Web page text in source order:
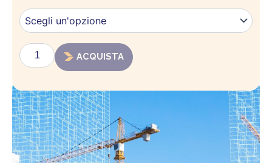
novitÃ
delle
2019
quantità
ACQUISTA